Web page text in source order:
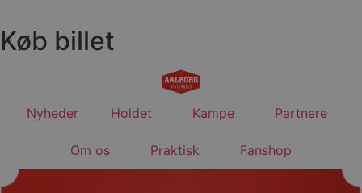
til
indhold
Køb billet
Nyheder Holdet Kampe Partnere
Om os Praktisk Fanshop